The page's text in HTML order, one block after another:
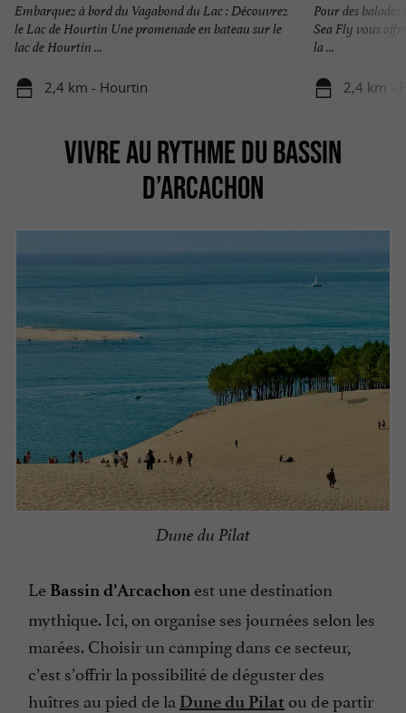
Embarquez à bord du Vagabond du Lac : Découvrez
le Lac de Hourtin Une promenade en bateau sur le
lac de Hourtin ...
2,4 km - Hourtin
Pour des
Sea Fly vous
la ...
2,4 km -
VIVRE AU RYTHME DU BASSIN
D’ARCACHON
Dune du Pilat
Le Bassin d’Arcachon est une destination
mythique. Ici, on organise ses journées selon les
marées. Choisir un camping dans ce secteur,
c’est s’offrir la possibilité de déguster des
huîtres au pied de la Dune du Pilat ou de partir